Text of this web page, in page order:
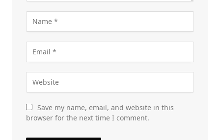
Save my name, email, and website in this
browser for the next time I comment.